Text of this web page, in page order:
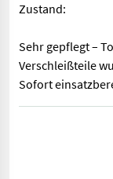
Zustand:
Sehr gepflegt –
Verschleißteile
Sofort
AMAC F2